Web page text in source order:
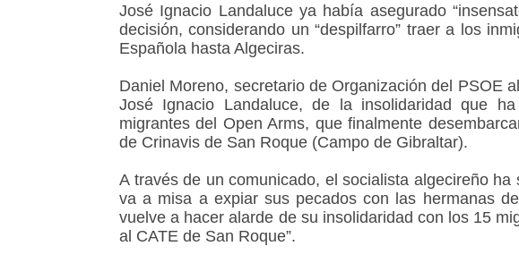
José Ignacio Landaluce ya había asegurado
decisión, considerando un “despilfarro” traer a los
Española hasta Algeciras.
Daniel Moreno, secretario de Organización del PSOE
José Ignacio Landaluce, de la insolidaridad que
migrantes del Open Arms, que finalmente
de Crinavis de San Roque (Campo de Gibraltar).
A través de un comunicado, el socialista algecireño ha
va a misa a expiar sus pecados con las hermanas
vuelve a hacer alarde de su insolidaridad con los 15
al CATE de San Roque”.